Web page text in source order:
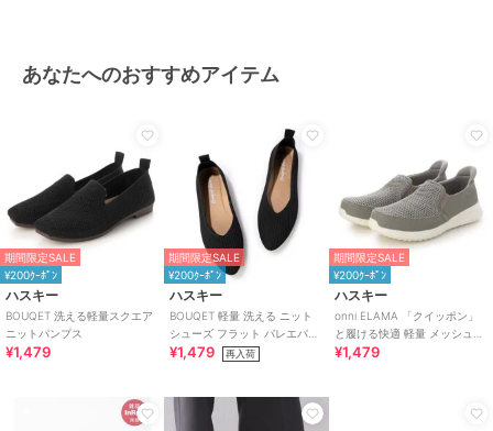
あなたへのおすすめアイテム
期間限定SALE
¥200ｸｰﾎﾟﾝ
ハスキー
BOUQET 洗える軽量スクエア
ニットパンプス
¥1,479
期間限定SALE
¥200ｸｰﾎﾟﾝ
ハスキー
BOUQET 軽量 洗える ニット
シューズ フラット バレエパン
プス スリッポン
¥1,479 再入荷
期間限定SALE
¥200ｸｰﾎﾟﾝ
ハスキー
onni ELAMA 「クイッポン」
と履ける快適 軽量 メッシュカ
ジュアルスリッポン
¥1,479